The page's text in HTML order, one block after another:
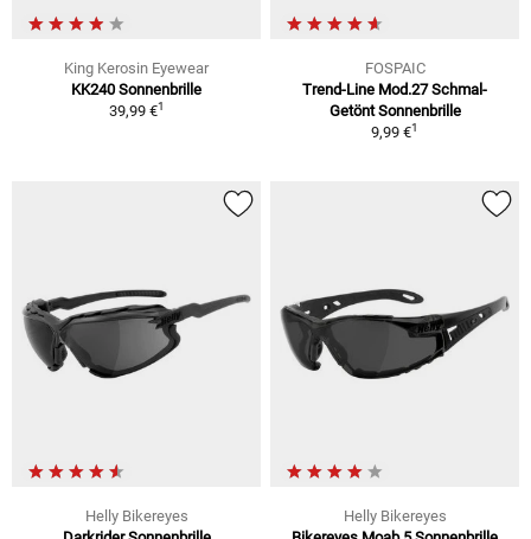
King Kerosin Eyewear
KK240 Sonnenbrille
39,99 €1
FOSPAIC
Trend-Line Mod.27 Schmal-
Getönt Sonnenbrille
9,99 €1
Helly Bikereyes
Helly Bikereyes